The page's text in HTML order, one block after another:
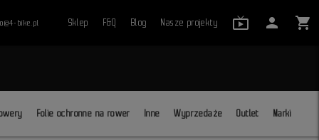
bike.pl Sklep F&Q Blog Nasze projekty live_tv_24
person shopping_cart
Folie ochronne na rower Inne Wyprzedaże Outlet Marki